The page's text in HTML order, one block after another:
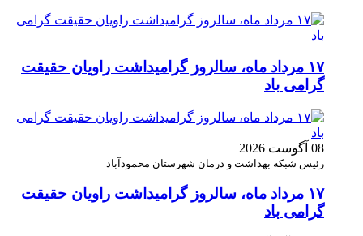
۱۷ مرداد ماه، سالروز گرامیداشت راویان حقیقت
گرامی باد
08 آگوست 2026
رئیس شبکه بهداشت و درمان شهرستان محمودآباد
۱۷ مرداد ماه، سالروز گرامیداشت راویان حقیقت
گرامی باد